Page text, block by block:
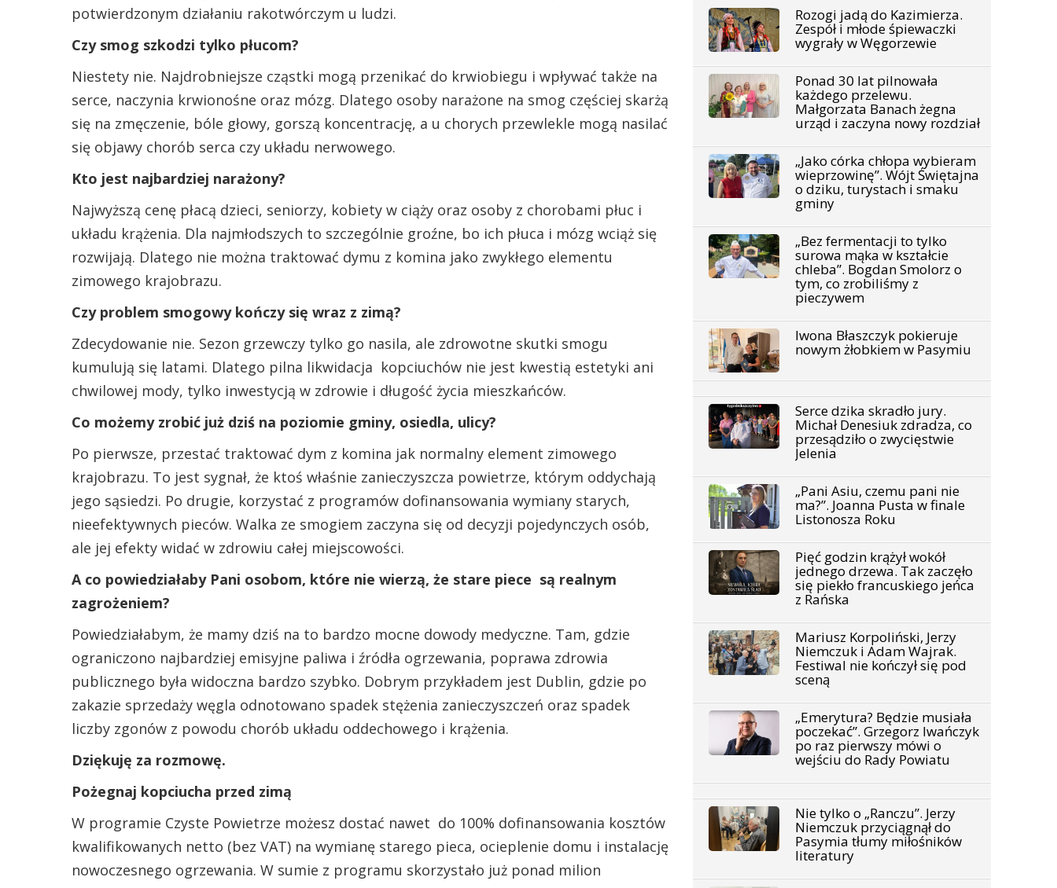
potwierdzonym działaniu rakotwórczym u ludzi.
Czy smog szkodzi tylko płucom?
Niestety nie. Najdrobniejsze cząstki mogą przenikać do krwiobiegu i wpływać także na
serce, naczynia krwionośne oraz mózg. Dlatego osoby narażone na smog częściej skarżą
się na zmęczenie, bóle głowy, gorszą koncentrację, a u chorych przewlekle mogą nasilać
się objawy chorób serca czy układu nerwowego.
Kto jest najbardziej narażony?
Najwyższą cenę płacą dzieci, seniorzy, kobiety w ciąży oraz osoby z chorobami płuc i
układu krążenia. Dla najmłodszych to szczególnie groźne, bo ich płuca i mózg wciąż się
rozwijają. Dlatego nie można traktować dymu z komina jako zwykłego elementu
zimowego krajobrazu.
Czy problem smogowy kończy się wraz z zimą?
Zdecydowanie nie. Sezon grzewczy tylko go nasila, ale zdrowotne skutki smogu
kumulują się latami. Dlatego pilna likwidacja kopciuchów nie jest kwestią estetyki ani
chwilowej mody, tylko inwestycją w zdrowie i długość życia mieszkańców.
Co możemy zrobić już dziś na poziomie gminy, osiedla, ulicy?
Po pierwsze, przestać traktować dym z komina jak normalny element zimowego
krajobrazu. To jest sygnał, że ktoś właśnie zanieczyszcza powietrze, którym oddychają
jego sąsiedzi. Po drugie, korzystać z programów dofinansowania wymiany starych,
nieefektywnych pieców. Walka ze smogiem zaczyna się od decyzji pojedynczych osób,
ale jej efekty widać w zdrowiu całej miejscowości.
A co powiedziałaby Pani osobom, które nie wierzą, że stare piece są realnym
zagrożeniem?
Powiedziałabym, że mamy dziś na to bardzo mocne dowody medyczne. Tam, gdzie
ograniczono najbardziej emisyjne paliwa i źródła ogrzewania, poprawa zdrowia
publicznego była widoczna bardzo szybko. Dobrym przykładem jest Dublin, gdzie po
zakazie sprzedaży węgla odnotowano spadek stężenia zanieczyszczeń oraz spadek
liczby zgonów z powodu chorób układu oddechowego i krążenia.
Dziękuję za rozmowę.
Pożegnaj kopciucha przed zimą
W programie Czyste Powietrze możesz dostać nawet do 100% dofinansowania kosztów
kwalifikowanych netto (bez VAT) na wymianę starego pieca, ocieplenie domu i instalację
nowoczesnego ogrzewania. W sumie z programu skorzystało już ponad milion
Rozogi jadą do Kazimierza.
Zespół i młode śpiewaczki
wygrały w Węgorzewie
Ponad 30 lat pilnowała
każdego przelewu.
Małgorzata Banach żegna
urząd i zaczyna nowy rozdział
„Jako córka chłopa wybieram
wieprzowinę”. Wójt Świętajna
o dziku, turystach i smaku
gminy
„Bez fermentacji to tylko
surowa mąka w kształcie
chleba”. Bogdan Smolorz o
tym, co zrobiliśmy z
pieczywem
Iwona Błaszczyk pokieruje
nowym żłobkiem w Pasymiu
Serce dzika skradło jury.
Michał Denesiuk zdradza, co
przesądziło o zwycięstwie
Jelenia
„Pani Asiu, czemu pani nie
ma?”. Joanna Pusta w finale
Listonosza Roku
Pięć godzin krążył wokół
jednego drzewa. Tak zaczęło
się piekło francuskiego jeńca
z Rańska
Mariusz Korpoliński, Jerzy
Niemczuk i Adam Wajrak.
Festiwal nie kończył się pod
sceną
„Emerytura? Będzie musiała
poczekać”. Grzegorz Iwańczyk
po raz pierwszy mówi o
wejściu do Rady Powiatu
Nie tylko o „Ranczu”. Jerzy
Niemczuk przyciągnął do
Pasymia tłumy miłośników
literatury